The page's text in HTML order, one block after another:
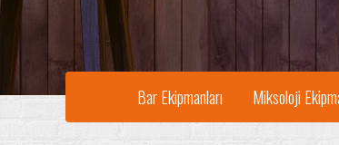
Bar Ekipmanları Miksoloji